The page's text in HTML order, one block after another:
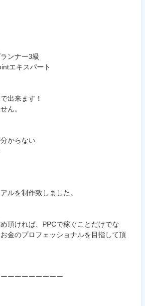
ンナー3級
エキスパート
出来ます！
ん。
からない
ルを制作致しました。
頂ければ、PPCで稼ぐことだけでな
金のプロフェッショナルを目指して頂
ーーーーーーーー